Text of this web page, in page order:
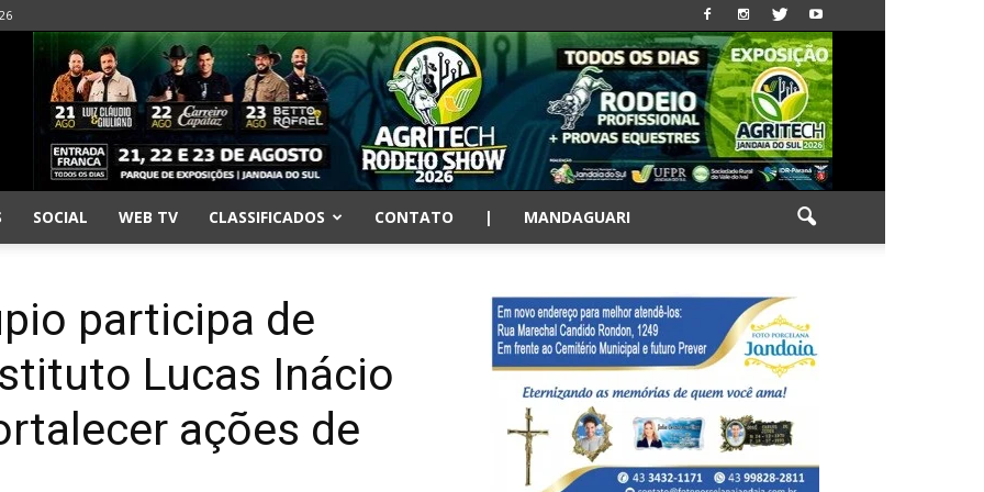
SOCIAL WEB TV CLASSIFICADOS CONTATO | MANDAGUARI
participa de
Lucas Inácio
ações de